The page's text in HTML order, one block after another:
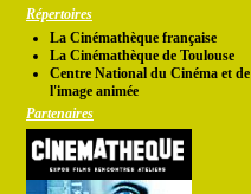
Répertoires
La Cinémathèque française
La Cinémathèque de Toulouse
Centre National du Cinéma et de
l'image animée
Partenaires